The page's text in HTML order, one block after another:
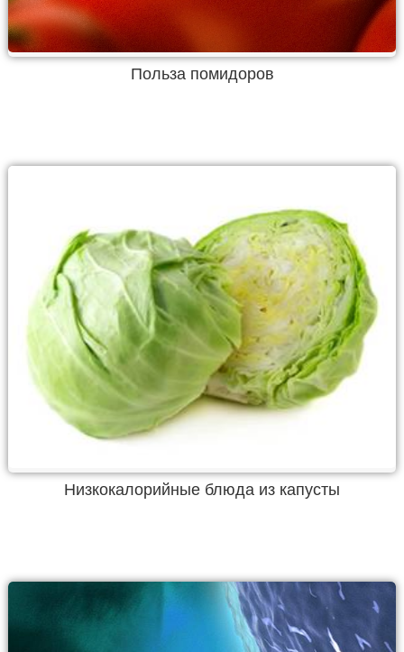
Польза помидоров
Низкокалорийные блюда из капусты